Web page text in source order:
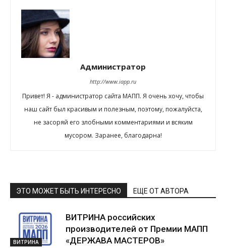
Администратор
http://www.iapp.ru
Привет! Я - администратор сайта МАПП. Я очень хочу, чтобы
наш сайт был красивым и полезным, поэтому, пожалуйста,
не засоряй его злобными комментариями и всяким
мусором. Заранее, благодарна!
ЭТО МОЖЕТ БЫТЬ ИНТЕРЕСНО ЕЩЕ ОТ АВТОРА
ВИТРИНА
ВИТРИНА российских
производителей от Премии МАПП
«ДЕРЖАВА МАСТЕРОВ»